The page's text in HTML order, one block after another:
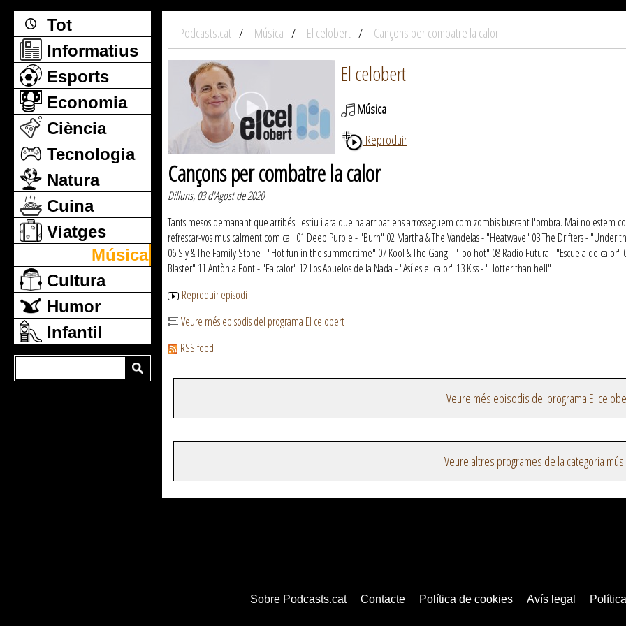
Tot
Informatius
Esports
Economia
Ciència
Tecnologia
Natura
Cuina
Viatges
Música
Cultura
Humor
Infantil
Podcasts.cat Música El celobert Cançons per combatre la calor
El celobert
Música
Reproduir
Cançons per combatre la calor
Dilluns, 03 d'Agost de 2020
Tants mesos demanant que arribés l'estiu i ara que ha arribat ens arrosseguem com zombis buscant l'ombra. Mai no estem
refrescar-vos musicalment com cal. 01 Deep Purple - "Burn" 02 Martha & The Vandelas - "Heatwave" 03 The Drifters -
06 Sly & The Family Stone - "Hot fun in the summertime" 07 Kool & The Gang - "Too hot" 08 Radio Futura - "Escuela de
Blaster" 11 Antònia Font - "Fa calor" 12 Los Abuelos de la Nada - "Así es el calor" 13 Kiss - "Hotter than hell"
Reproduir episodi
Veure més episodis del programa El celobert
RSS feed
Veure més episodis del programa El
Veure altres programes de la categoria
Sobre Podcasts.cat Contacte Política de cookies Avís legal